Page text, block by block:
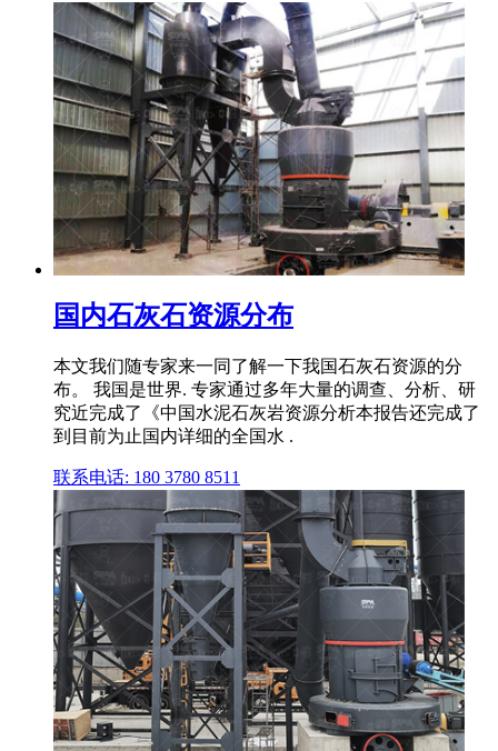
国内石灰石资源分布
本文我们随专家来一同了解一下我国石灰石资源的分
布。 我国是世界. 专家通过多年大量的调查、分析、研
究近完成了《中国水泥石灰岩资源分析本报告还完成了
到目前为止国内详细的全国水 .
联系电话: 180 3780 8511